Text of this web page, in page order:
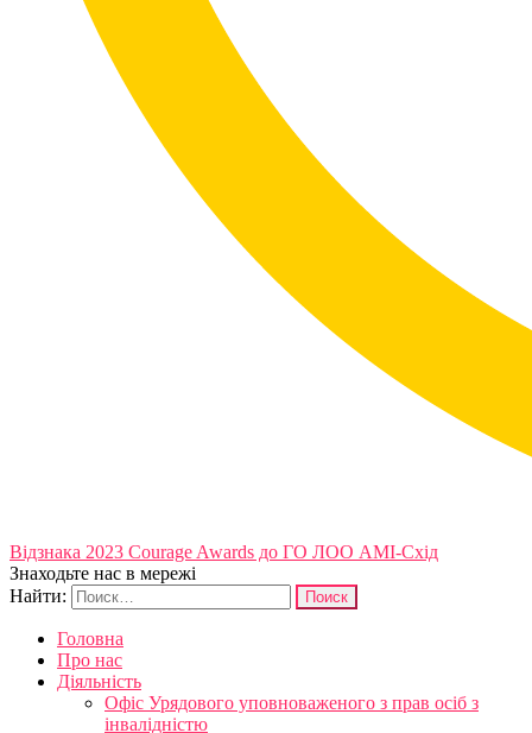
Відзнака 2023 Courage Awards до ГО ЛОО АМІ-Схід
Знаходьте нас в мережі
Найти:
Головна
Про нас
Діяльність
Офіс Урядового уповноваженого з прав осіб з
інвалідністю